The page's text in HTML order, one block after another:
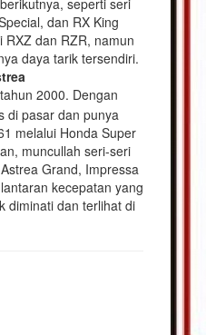
dan RX King
dan RZR, namun
daya tarik tersendiri.
2000. Dengan
di pasar dan punya
melalui Honda Super
muncullah seri-seri
Grand, Impressa
kecepatan yang
diminati dan terlihat di